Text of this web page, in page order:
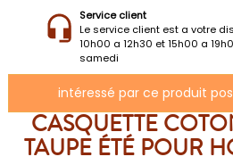
Service client
Le service client est a votre
10h00 a 12h30 et 15h00 a
samedi
intéressé par ce produit
CASQUETTE
TAUPE ÉTÉ POUR